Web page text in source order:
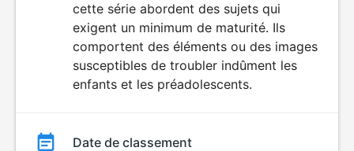
cette série abordent des sujets qui
exigent un minimum de maturité. Ils
comportent des éléments ou des images
susceptibles de troubler indûment les
enfants et les préadolescents.
Date de classement